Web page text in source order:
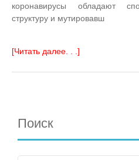
коронавирусы обладают
структуру и мутировавш
[Читать далее. . .]
Поиск